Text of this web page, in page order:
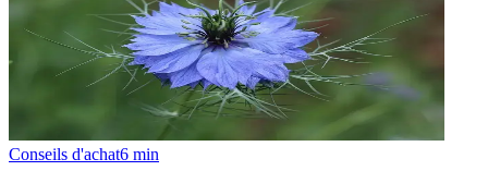
Conseils d'achat6 min